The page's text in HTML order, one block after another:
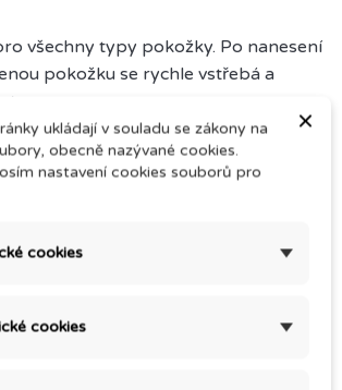
všechny typy pokožky. Po nanesení
pokožku se rychle vstřebá a
působí jako zvláčňující
ale i při přípravě pokrmů za
(0)
×
ukládají v souladu se zákony na
obecně nazývané cookies.
nastavení cookies souborů pro
cookies
cookies